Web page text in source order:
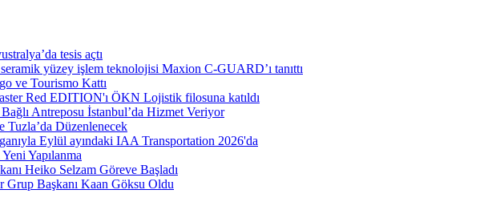
tesis açtı
yüzey işlem teknolojisi Maxion C-GUARD’ı tanıttı
ve Tourismo Kattı
Red EDITION'ı ÖKN Lojistik filosuna katıldı
Antreposu İstanbul’da Hizmet Veriyor
Tuzla’da Düzenlenecek
Eylül ayındaki IAA Transportation 2026'da
Yapılanma
Heiko Selzam Göreve Başladı
Başkanı Kaan Göksu Oldu